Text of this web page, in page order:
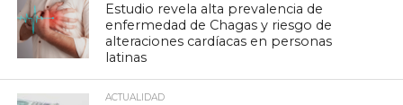
Estudio revela alta prevalencia de
enfermedad de Chagas y riesgo de
alteraciones cardíacas en personas
latinas
ACTUALIDAD